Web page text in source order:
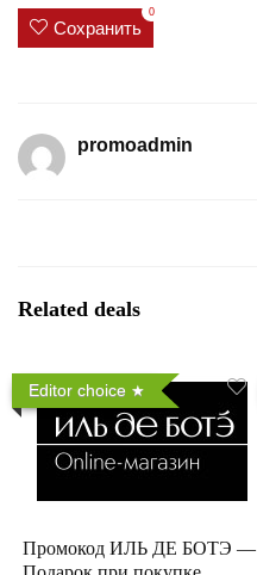
Сохранить
0
promoadmin
Related deals
Editor choice
Промокод ИЛЬ ДЕ БОТЭ —